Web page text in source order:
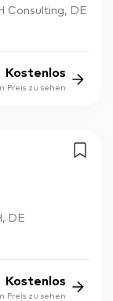
Consulting, DE
Kostenlos
Preis zu sehen
DE
Kostenlos
Preis zu sehen